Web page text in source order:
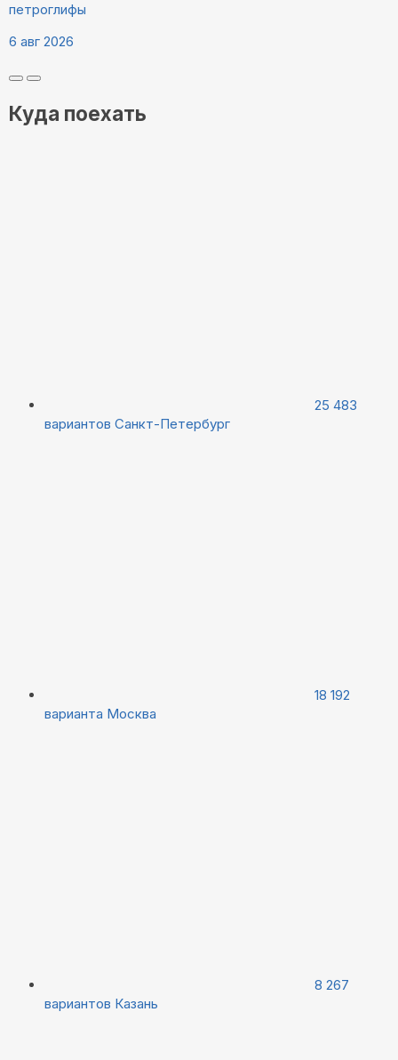
петроглифы
6 авг 2026
Куда поехать
25 483
вариантов Санкт-Петербург
18 192
варианта Москва
8 267
вариантов Казань